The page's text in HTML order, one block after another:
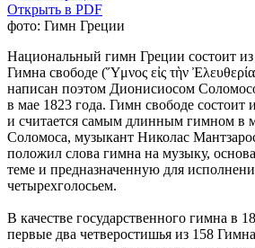
Открыть в PDF
фото: Гимн Греции
Национальный гимн Греции состоит
Гимна свободе (Ὕμνος εἰς τὴν
написан поэтом Дионисиосом
в мае 1823 года. Гимн свободе состоит
и считается самым длинным гимном в
Соломоса, музыкант Николас
положил слова гимна на музыку,
теме и предназначенную для
четырехголосьем.
В качестве государственного гимна в
первые два четверостишья из 158